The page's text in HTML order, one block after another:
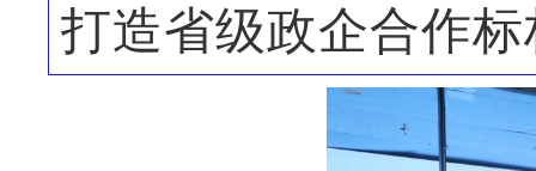
打造省级政企合作